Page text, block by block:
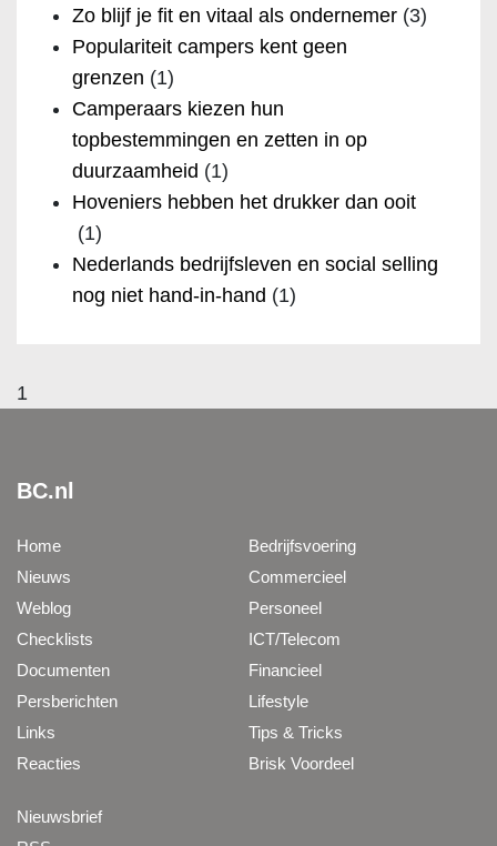
Zo blijf je fit en vitaal als ondernemer (3)
Populariteit campers kent geen
grenzen (1)
Camperaars kiezen hun
topbestemmingen en zetten in op
duurzaamheid (1)
Hoveniers hebben het drukker dan ooit
(1)
Nederlands bedrijfsleven en social selling
nog niet hand-in-hand (1)
1
BC.nl
Home
Nieuws
Weblog
Checklists
Documenten
Persberichten
Links
Reacties
Bedrijfsvoering
Commercieel
Personeel
ICT/Telecom
Financieel
Lifestyle
Tips & Tricks
Brisk Voordeel
Nieuwsbrief